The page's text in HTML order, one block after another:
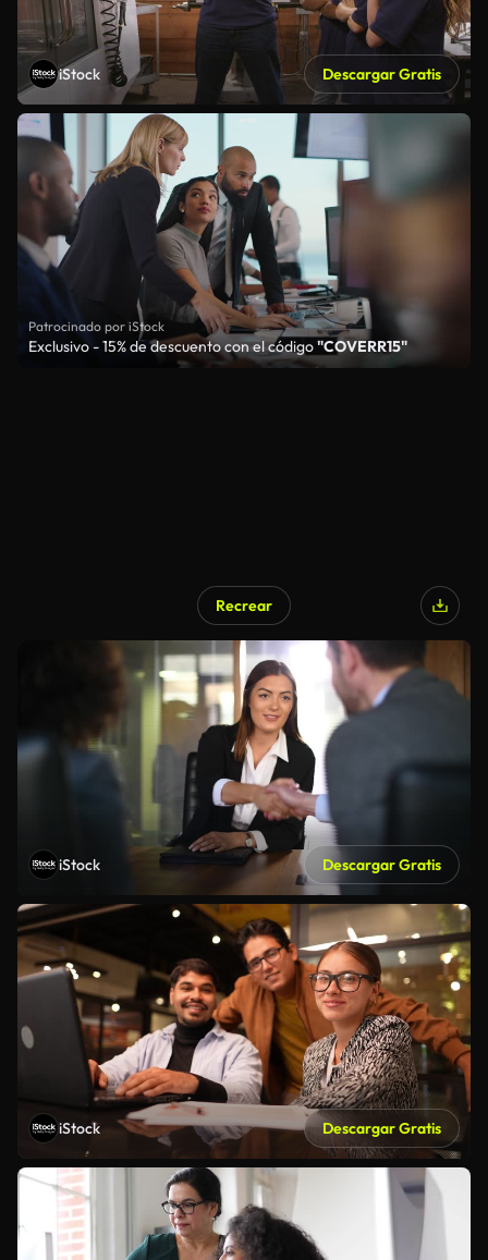
iStock Descargar Gratis
Patrocinado por iStock
Exclusivo - 15% de descuento con el código"COVERR15"
Recrear
iStock Descargar Gratis
iStock Descargar Gratis